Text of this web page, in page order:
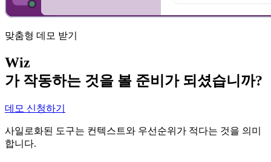
맞춤형 데모 받기
Wiz
가 작동하는 것을 볼 준비가 되셨습니까?
데모 신청하기
사일로화된 도구는 컨텍스트와 우선순위가 적다는 것을 의미
합니다.